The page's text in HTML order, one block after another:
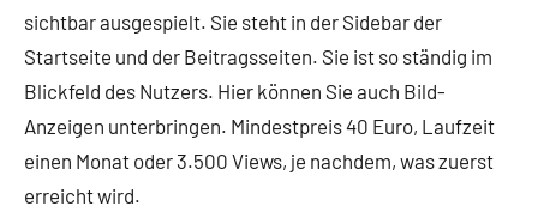
sichtbar ausgespielt. Sie steht in der Sidebar der
Startseite und der Beitragsseiten. Sie ist so ständig im
Blickfeld des Nutzers. Hier können Sie auch Bild-
Anzeigen unterbringen. Mindestpreis 40 Euro, Laufzeit
einen Monat oder 3.500 Views, je nachdem, was zuerst
erreicht wird.